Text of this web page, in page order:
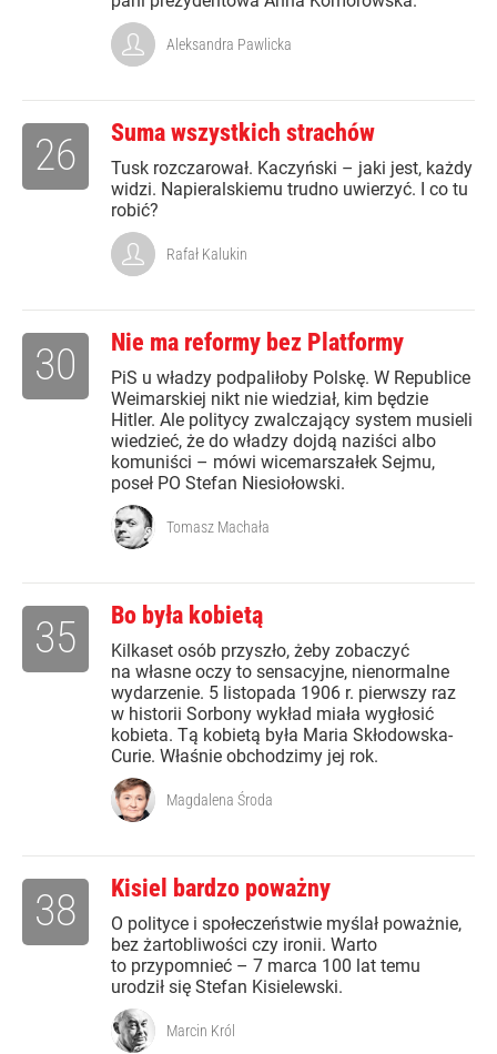
Aleksandra Pawlicka
Suma wszystkich strachów
Tusk rozczarował. Kaczyński – jaki jest, każdy
widzi. Napieralskiemu trudno uwierzyć. I co tu
robić?
26
Rafał Kalukin
Nie ma reformy bez Platformy
PiS u władzy podpaliłoby Polskę. W Republice
Weimarskiej nikt nie wiedział, kim będzie
Hitler. Ale politycy zwalczający system musieli
wiedzieć, że do władzy dojdą naziści albo
komuniści – mówi wicemarszałek Sejmu,
poseł PO Stefan Niesiołowski.
30
Tomasz Machała
Bo była kobietą
Kilkaset osób przyszło, żeby zobaczyć
na własne oczy to sensacyjne, nienormalne
wydarzenie. 5 listopada 1906 r. pierwszy raz
w historii Sorbony wykład miała wygłosić
kobieta. Tą kobietą była Maria Skłodowska-
Curie. Właśnie obchodzimy jej rok.
35
Magdalena Środa
Kisiel bardzo poważny
O polityce i społeczeństwie myślał poważnie,
bez żartobliwości czy ironii. Warto
to przypomnieć – 7 marca 100 lat temu
urodził się Stefan Kisielewski.
38
Marcin Król